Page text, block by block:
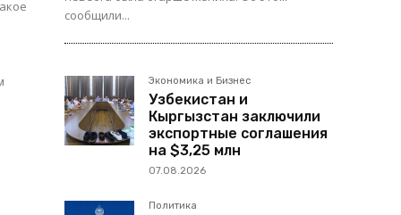
сообщили...
Экономика и Бизнес
Узбекистан и
Кыргызстан заключили
экспортные соглашения
на $3,25 млн
07.08.2026
Политика